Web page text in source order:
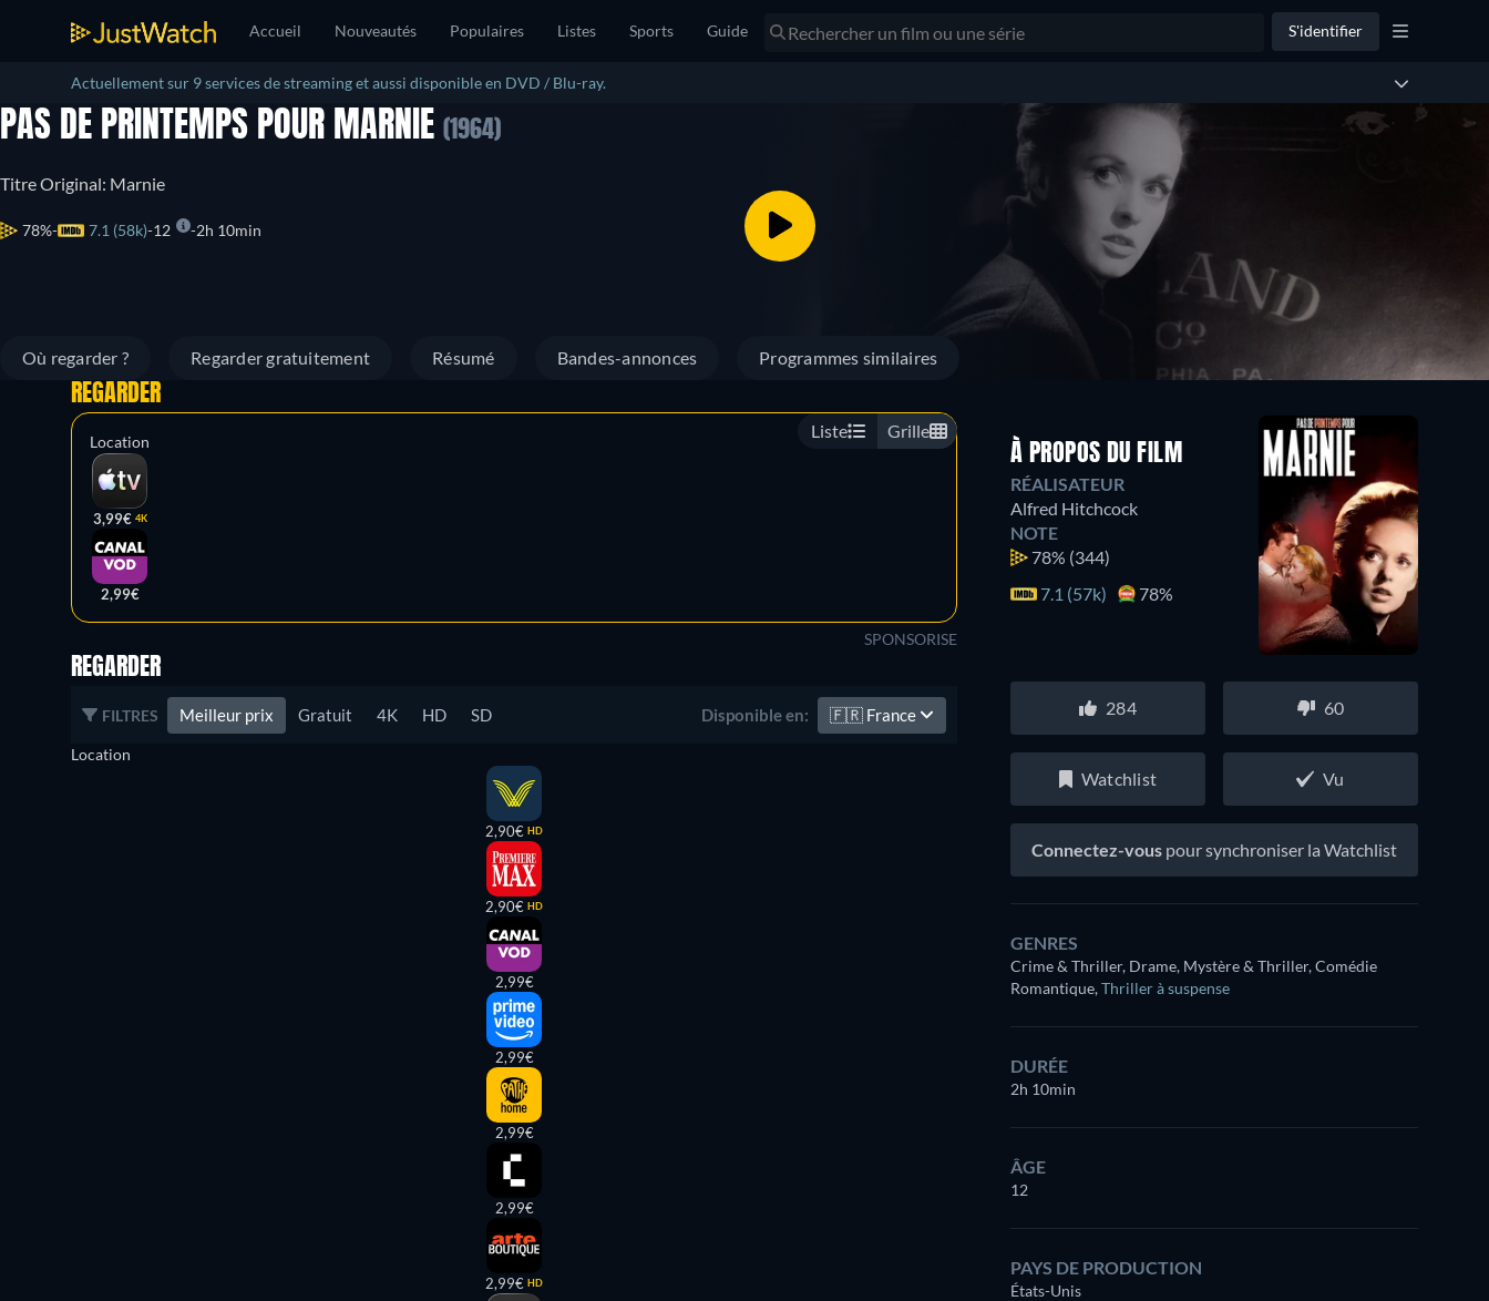
Accueil Nouveautés Populaires Listes Sports Guide S'identifier
Actuellement sur 9 services de streaming et aussi disponible en DVD / Blu-ray.
PAS DE PRINTEMPS POUR MARNIE (1964)
Titre Original: Marnie
78% 7.1 (58k) 12 2h 10min
Où regarder ? Regarder gratuitement Résumé Bandes-annonces Programmes similaires
Liste Grille
REGARDER
Location
3,99€ 4K
2,99€
SPONSORISE
REGARDER
FILTRES Meilleur prix Gratuit 4K HD SD Disponible en: 🇫🇷 France
Location
2,90€ HD
2,90€ HD
2,99€
2,99€
2,99€
2,99€
2,99€ HD
À PROPOS DU FILM
RÉALISATEUR
Alfred Hitchcock
NOTE
78% (344)
7.1 (57k)
78%
284 60
Watchlist Vu
Connectez-vous pour synchroniser la Watchlist
GENRES
Crime & Thriller, Drame, Mystère & Thriller, Comédie
Romantique,Thriller à suspense
DURÉE
2h 10min
ÂGE
12
PAYS DE PRODUCTION
États-Unis